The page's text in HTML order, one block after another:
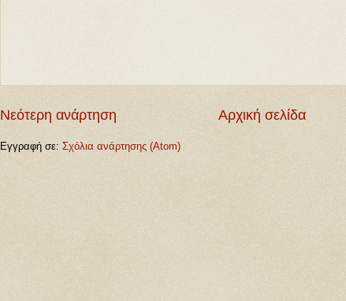
Νεότερη ανάρτηση Αρχική σελίδα
Εγγραφή σε: Σχόλια ανάρτησης (Atom)